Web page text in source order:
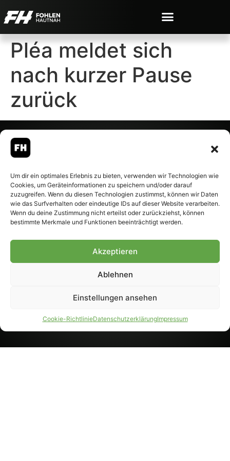
Um dir ein optimales Erlebnis zu bieten, verwenden wir Technologien wie
Cookies, um Geräteinformationen zu speichern und/oder darauf
zuzugreifen. Wenn du diesen Technologien zustimmst, können wir Daten
wie das Surfverhalten oder eindeutige IDs auf dieser Website verarbeiten.
Wenn du deine Zustimmung nicht erteilst oder zurückziehst, können
bestimmte Merkmale und Funktionen beeinträchtigt werden.
Akzeptieren
Ablehnen
Einstellungen ansehen
Cookie-RichtlinieDatenschutzerklärungImpressum
Pléa meldet sich
nach kurzer Pause
zurück
– Alle rechte vorbehalten.
Fohlen-Hautnah.de ist ein
offiziell eingetragenes Magazin
bei der Deutschen
Nationalbibliothek (ISSN 1868-
Weiterverarbeitung, auch
Genehmigung.
PARTNER WERDEN
AGB